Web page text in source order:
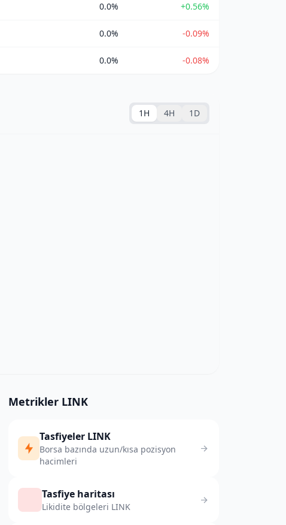
0.0% +0.56%
0.0% -0.09%
0.0% -0.08%
1H 4H 1D
Metrikler LINK
Tasfiyeler LINK
Borsa bazında uzun/kısa pozisyon
hacimleri
Tasfiye haritası
Likidite bölgeleri LINK